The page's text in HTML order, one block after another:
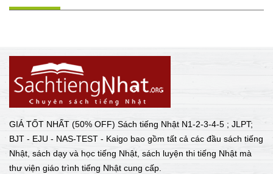
GIÁ TỐT NHẤT (50% OFF) Sách tiếng Nhật N1-2-3-4-5 ; JLPT;
BJT - EJU - NAS-TEST - Kaigo bao gồm tất cả các đầu sách tiếng
Nhật, sách dạy và học tiếng Nhật, sách luyện thi tiếng Nhật mà
thư viện giáo trình tiếng Nhật cung cấp.